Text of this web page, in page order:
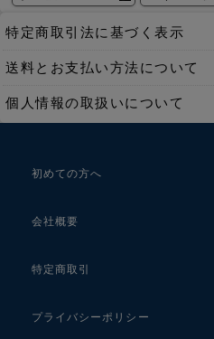
特定商取引法に基づく表示
送料とお支払い方法について
個人情報の取扱いについて
初めての方へ
会社概要
特定商取引
プライバシーポリシー